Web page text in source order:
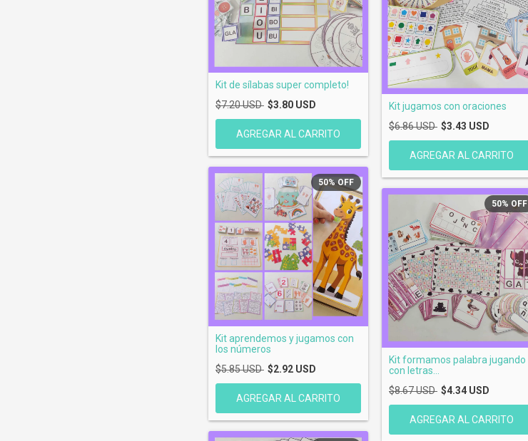
Kit de sílabas super completo!
$7.20 USD $3.80 USD
Kit jugamos con oraciones
$6.86 USD $3.43 USD
50%OFF
Kit aprendemos y jugamos con
los números
$5.85 USD $2.92 USD
50% OFF
Kit formamos palabra jugando
con letras...
$8.67 USD $4.34 USD